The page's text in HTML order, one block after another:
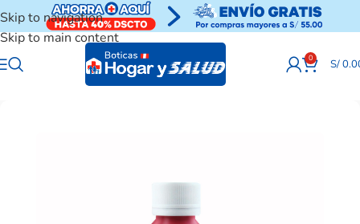
Skip to navigation
Skip to main content
0 S/